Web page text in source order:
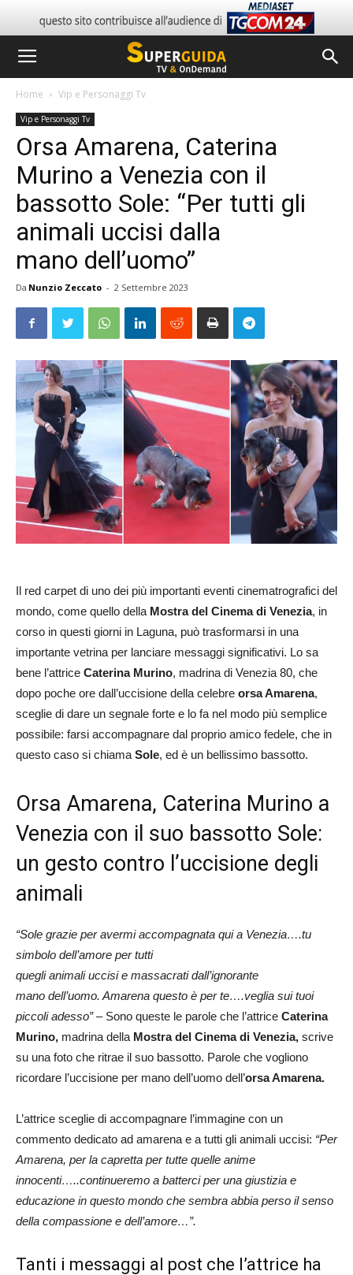
Home Vip e Personaggi Tv
Vip e Personaggi Tv
Orsa Amarena, Caterina
Murino a Venezia con il
bassotto Sole: “Per tutti gli
animali uccisi dalla
mano dell’uomo”
Da Nunzio Zeccato - 2 Settembre 2023
Il red carpet di uno dei più importanti eventi cinematrografici del
mondo, come quello della Mostra del Cinema di Venezia, in
corso in questi giorni in Laguna, può trasformarsi in una
importante vetrina per lanciare messaggi significativi. Lo sa
bene l’attrice Caterina Murino, madrina di Venezia 80, che
dopo poche ore dall’uccisione della celebre orsa Amarena,
sceglie di dare un segnale forte e lo fa nel modo più semplice
possibile: farsi accompagnare dal proprio amico fedele, che in
questo caso si chiama Sole, ed è un bellissimo bassotto.
Orsa Amarena, Caterina Murino a
Venezia con il suo bassotto Sole:
un gesto contro l’uccisione degli
animali
“Sole grazie per avermi accompagnata qui a Venezia….tu
simbolo dell’amore per tutti
quegli animali uccisi e massacrati dall’ignorante
mano dell’uomo. Amarena questo è per te….veglia sui tuoi
piccoli adesso”– Sono queste le parole che l’attrice Caterina
Murino, madrina della Mostra del Cinema di Venezia, scrive
su una foto che ritrae il suo bassotto. Parole che vogliono
ricordare l’uccisione per mano dell’uomo dell’orsa Amarena.
L’attrice sceglie di accompagnare l’immagine con un
commento dedicato ad amarena e a tutti gli animali uccisi: “Per
Amarena, per la capretta per tutte quelle anime
innocenti…..continueremo a batterci per una giustizia e
educazione in questo mondo che sembra abbia perso il senso
della compassione e dell’amore…”.
Tanti i messaggi al post che l’attrice ha